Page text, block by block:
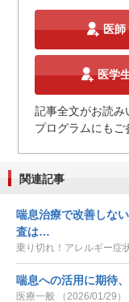
医師
医学
記事全文がお読み
プログラムにもご
関連記事
喘息治療で改善しな
査は…
乗り切れ！アレルギー症
医療一般 （2026/01/29）